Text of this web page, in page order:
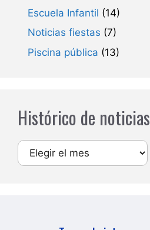
Escuela Infantil (14)
Noticias fiestas (7)
Piscina pública (13)
Histórico de noticias
Archivos